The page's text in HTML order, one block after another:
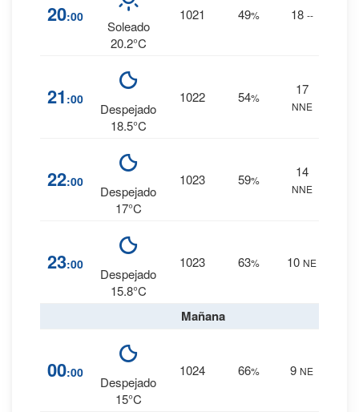
20:00
Soleado
20.2°C
1021 49% 18 --
21 :00
Despejado
18.5°C
1022 54%
17
NNE
22:00
Despejado
17°C
1023 59%
14
NNE
23:00
Despejado
15.8°C
1023 63% 10 NE
Mañana
00:00
Despejado
15°C
1024 66% 9 NE